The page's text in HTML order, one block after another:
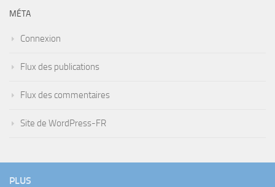
MÉTA
Connexion
Flux des publications
Flux des commentaires
Site de WordPress-FR
PLUS